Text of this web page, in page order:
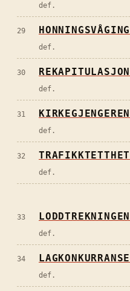
def.
29 HONNINGSVÅGING
def.
30 REKAPITULASJON
def.
31 KIRKEGJENGEREN
def.
32 TRAFIKKTETTHET
def.
33 LODDTREKNINGEN
def.
34 LAGKONKURRANSE
def.